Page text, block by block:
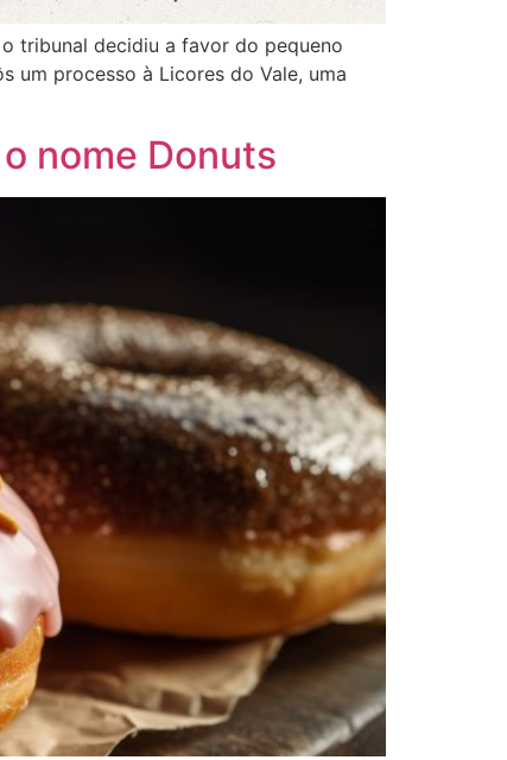
tribunal decidiu a favor do pequeno
um processo à Licores do Vale, uma
nome Donuts